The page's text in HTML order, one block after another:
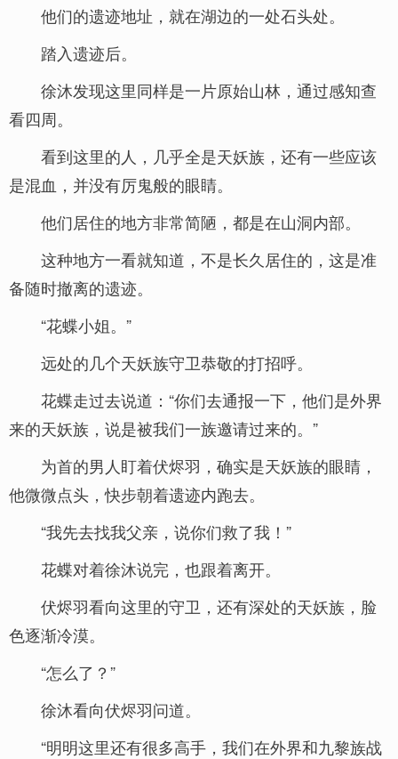
他们的遗迹地址，就在湖边的一处石头处。
踏入遗迹后。
徐沐发现这里同样是一片原始山林，通过感知查
看四周。
看到这里的人，几乎全是天妖族，还有一些应该
是混血，并没有厉鬼般的眼睛。
他们居住的地方非常简陋，都是在山洞内部。
这种地方一看就知道，不是长久居住的，这是准
备随时撤离的遗迹。
“花蝶小姐。”
远处的几个天妖族守卫恭敬的打招呼。
花蝶走过去说道：“你们去通报一下，他们是外界
来的天妖族，说是被我们一族邀请过来的。”
为首的男人盯着伏烬羽，确实是天妖族的眼睛，
他微微点头，快步朝着遗迹内跑去。
“我先去找我父亲，说你们救了我！”
花蝶对着徐沐说完，也跟着离开。
伏烬羽看向这里的守卫，还有深处的天妖族，脸
色逐渐冷漠。
“怎么了？”
徐沐看向伏烬羽问道。
“明明这里还有很多高手，我们在外界和九黎族战